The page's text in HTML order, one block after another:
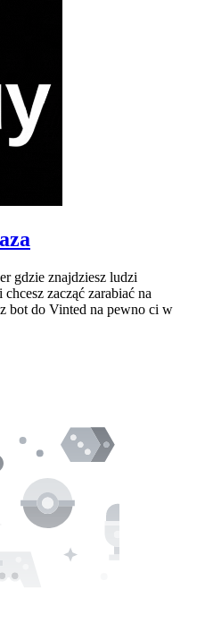
gdzie znajdziesz ludzi
zacząć zarabiać na
bot do Vinted na pewno ci w